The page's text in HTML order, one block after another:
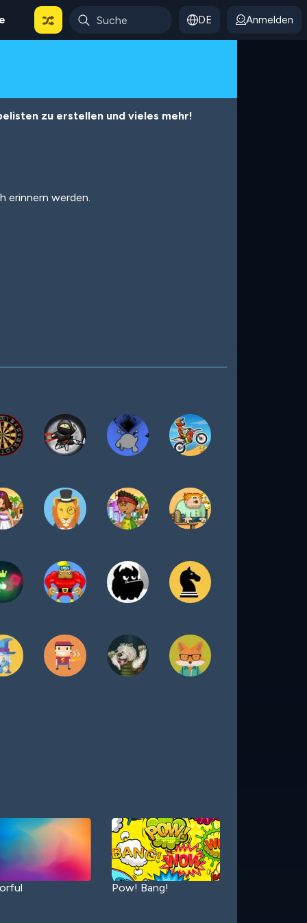
DE Anmelden
zu erstellen und vieles mehr!
erinnern werden.
Pow! Bang!